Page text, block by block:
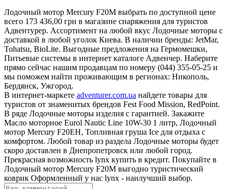
Лодочный мотор Mercury F20M выбрать по доступной цене
всего 173 436,00 грн в магазине снаряжения для туристов
Адвентурер. Ассортимент на любой вкус Лодочные моторы с
доставкой в любой уголок Киева. В наличии бренды: JetMar,
Tohatsu, BioLite. Выгодные предложения на Гермомешки,
Питьевые системы в интернет каталоге Адвенчер. Наберите
прямо сейчас нашим продавцам по номеру (044) 355-05-25 и
мы поможем найти проживающим в регионах: Никополь,
Бердянск, Ужгород.
В интернет-маркете adventurer.com.ua найдете товары для
туристов от знаменитых брендов Fest Food Mission, RedPoint.
В ряде Лодочные моторы изделия с гарантией. Закажите
Масло моторное Eurol Nautic Line 10W-30 1 литр, Лодочный
мотор Mercury F20EH, Топливная груша Ice для отдыха с
комфортом. Любой товар из раздела Лодочные моторы будет
скоро доставлен в Днепропетровск или любой город.
Прекрасная возможность lynx купить в кредит. Покупайте в
Лодочный мотор Mercury F20M выгодно туристический
коврик Оформленный у нас lynx - наилучший выбор.